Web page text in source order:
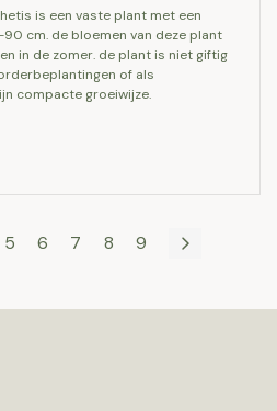
cm. de bloemen van deze plant
in de zomer. de plant is niet giftig
of als
compacte groeiwijze.
5 6 7 8 9